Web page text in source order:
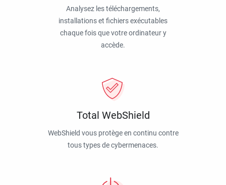
Analysez les téléchargements,
installations et fichiers exécutables
chaque fois que votre ordinateur y
accède.
Total WebShield
WebShield vous protège en continu contre
tous types de cybermenaces.